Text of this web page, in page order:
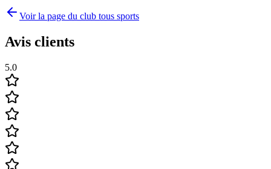
Voir la page du club tous sports
Avis clients
5.0